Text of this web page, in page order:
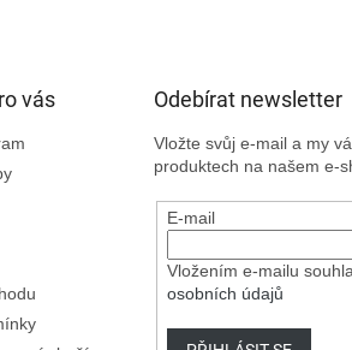
vás Odebírat newsletter
Vložte svůj e-mail a my
produktech na našem e-
E-mail
Vložením e-mailu
osobních údajů